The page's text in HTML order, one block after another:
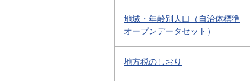
地域・年齢別人口（自治体標準
オープンデータセット）
地方税のしおり